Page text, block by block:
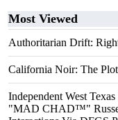
Most Viewed
Authoritarian Drift:
California Noir: The
Independent West
"MAD CHAD™"